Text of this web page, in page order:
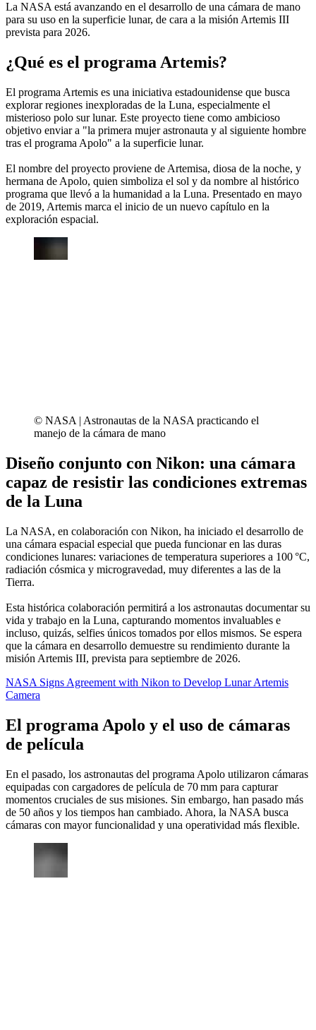
La NASA está avanzando en el desarrollo de una cámara de mano
para su uso en la superficie lunar, de cara a la misión Artemis III
prevista para 2026.
¿Qué es el programa Artemis?
El programa Artemis es una iniciativa estadounidense que busca
explorar regiones inexploradas de la Luna, especialmente el
misterioso polo sur lunar. Este proyecto tiene como ambicioso
objetivo enviar a "la primera mujer astronauta y al siguiente hombre
tras el programa Apolo" a la superficie lunar.
El nombre del proyecto proviene de Artemisa, diosa de la noche, y
hermana de Apolo, quien simboliza el sol y da nombre al histórico
programa que llevó a la humanidad a la Luna. Presentado en mayo
de 2019, Artemis marca el inicio de un nuevo capítulo en la
exploración espacial.
© NASA | Astronautas de la NASA practicando el
manejo de la cámara de mano
Diseño conjunto con Nikon: una cámara
capaz de resistir las condiciones extremas
de la Luna
La NASA, en colaboración con Nikon, ha iniciado el desarrollo de
una cámara espacial especial que pueda funcionar en las duras
condiciones lunares: variaciones de temperatura superiores a 100 °C,
radiación cósmica y microgravedad, muy diferentes a las de la
Tierra.
Esta histórica colaboración permitirá a los astronautas documentar su
vida y trabajo en la Luna, capturando momentos invaluables e
incluso, quizás, selfies únicos tomados por ellos mismos. Se espera
que la cámara en desarrollo demuestre su rendimiento durante la
misión Artemis III, prevista para septiembre de 2026.
NASA Signs Agreement with Nikon to Develop Lunar Artemis
Camera
El programa Apolo y el uso de cámaras
de película
En el pasado, los astronautas del programa Apolo utilizaron cámaras
equipadas con cargadores de película de 70 mm para capturar
momentos cruciales de sus misiones. Sin embargo, han pasado más
de 50 años y los tiempos han cambiado. Ahora, la NASA busca
cámaras con mayor funcionalidad y una operatividad más flexible.